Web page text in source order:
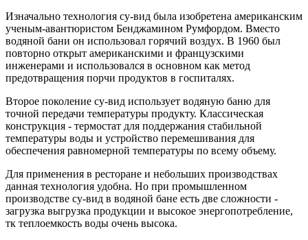
Изначально технология су-вид была изобретена американским
ученым-авантюристом Бенджамином Румфордом. Вместо
водяной бани он использовал горячий воздух. В 1960 был
повторно открыт американскими и французскими
инженерами и использовался в основном как метод
предотвращения порчи продуктов в госпиталях.
Второе поколение су-вид использует водяную баню для
точной передачи температуры продукту. Классическая
конструкция - термостат для поддержания стабильной
температуры воды и устройство перемешивания для
обеспечения равномерной температуры по всему объему.
Для применения в ресторане и небольших производствах
данная технология удобна. Но при промышленном
производстве су-вид в водяной бане есть две сложности -
загрузка выгрузка продукции и высокое энергопотребление,
тк теплоемкость воды очень высока.